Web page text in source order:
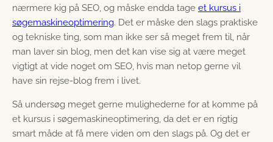
nærmere kig på SEO, og måske endda tage et kursus i
søgemaskineoptimering. Det er måske den slags praktiske
og tekniske ting, som man ikke ser så meget frem til, når
man laver sin blog, men det kan vise sig at være meget
vigtigt at vide noget om SEO, hvis man netop gerne vil
have sin rejse-blog frem i livet.
Så undersøg meget gerne mulighederne for at komme på
et kursus i søgemaskineoptimering, da det er en rigtig
smart måde at få mere viden om den slags på. Og det er